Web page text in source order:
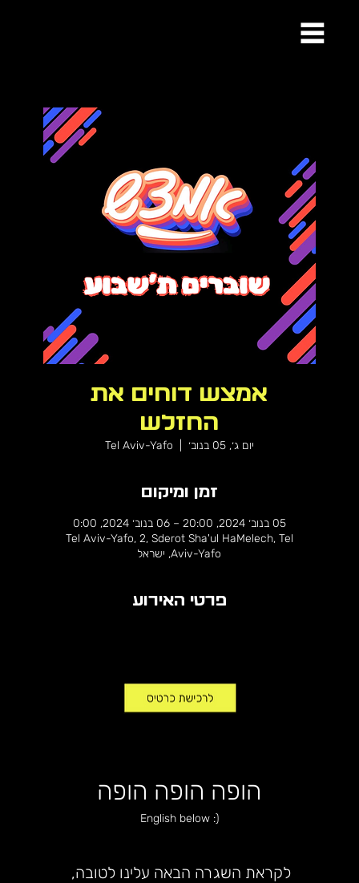
אמצש דוחים את
החזלש
יום ג׳, 05 בנוב׳ Tel Aviv-Yafo
זמן ומיקום
05 בנוב׳ 2024, 20:00 – 06 בנוב׳ 2024, 0:00
Tel Aviv-Yafo, 2, Sderot Sha'ul HaMelech, Tel
Aviv-Yafo, ישראל
פרטי האירוע
הופה הופה הופה
English below :)
לקראת השגרה הבאה עלינו לטובה,